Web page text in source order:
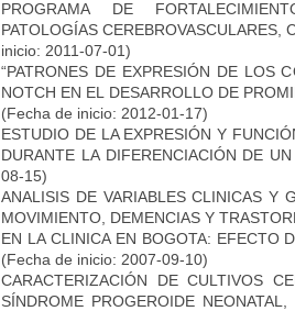
PROGRAMA DE
PATOLOGÍAS CEREBROVASCULARES,
inicio: 2011-07-01)
“PATRONES DE EXPRESIÓN DE LOS
NOTCH EN EL DESARROLLO DE
(Fecha de inicio: 2012-01-17)
ESTUDIO DE LA EXPRESIÓN Y
DURANTE LA DIFERENCIACIÓN DE
08-15)
ANALISIS DE VARIABLES CLINICAS Y
MOVIMIENTO, DEMENCIAS Y
EN LA CLINICA EN BOGOTA: EFECTO
(Fecha de inicio: 2007-09-10)
CARACTERIZACIÓN DE CULTIVOS
SÍNDROME PROGEROIDE